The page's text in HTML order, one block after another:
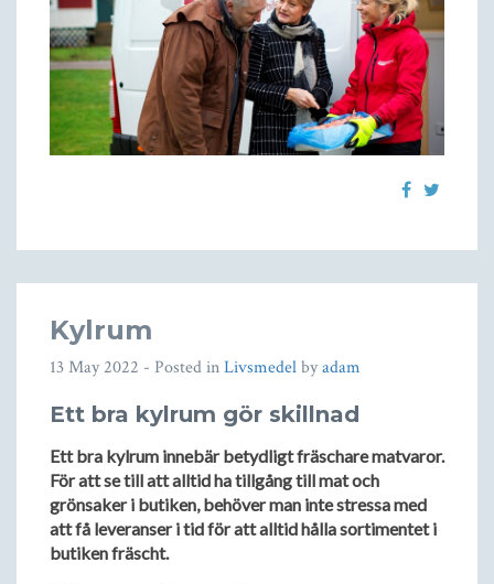
Kylrum
13 May 2022 - Posted inLivsmedelbyadam
Ett bra kylrum gör skillnad
Ett bra kylrum innebär betydligt fräschare matvaror.
För att se till att alltid ha tillgång till mat och
grönsaker i butiken, behöver man inte stressa med
att få leveranser i tid för att alltid hålla sortimentet i
butiken fräscht.